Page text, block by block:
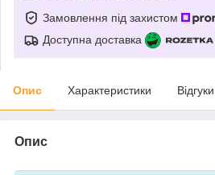
Замовлення під захистом
Доступна доставка
Опис Характеристики
Опис